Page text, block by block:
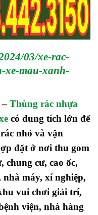
03/xe-rac-
xe-mau-xanh-
– Thùng rác nhựa
có dung tích lớn để
nhỏ và vận
đặt ở nơi thu gom
chung cư, cao ốc,
máy, xí nghiệp,
vui chơi giải trí,
viện, nhà hàng